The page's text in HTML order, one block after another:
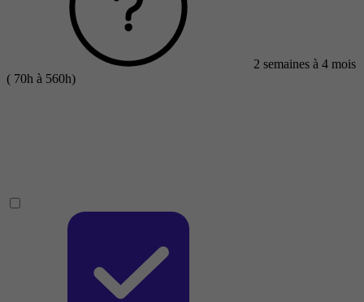
2 semaines à 4 mois
( 70h à 560h)